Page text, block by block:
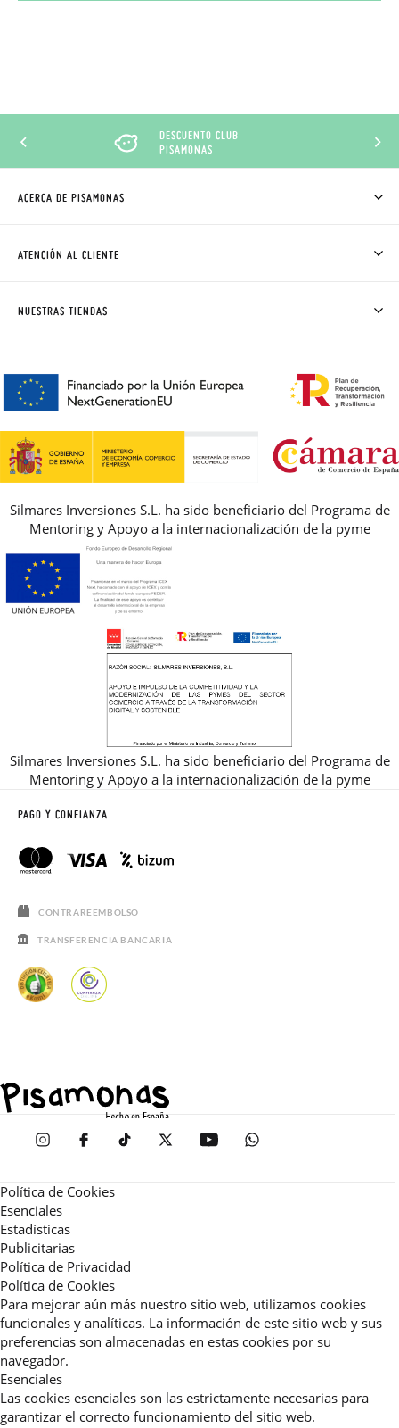
DESCUENTO CLUB
PISAMONAS
ACERCA DE PISAMONAS
CÓMO COMPRAR
AVISO LEGAL, PRIVACIDAD Y COOKIES
REBAJAS
ATENCIÓN AL CLIENTE
PREGUNTAS FRECUENTES
NUESTRAS TIENDAS
Silmares Inversiones S.L. ha sido beneficiario del Programa de
Mentoring y Apoyo a la internacionalización de la pyme
Silmares Inversiones S.L. ha sido beneficiario del Programa de
Mentoring y Apoyo a la internacionalización de la pyme
PAGO Y CONFIANZA
CONTRAREEMBOLSO
TRANSFERENCIA BANCARIA
Política de Cookies
Esenciales
Estadísticas
Publicitarias
Política de Privacidad
Política de Cookies
Para mejorar aún más nuestro sitio web, utilizamos cookies
funcionales y analíticas. La información de este sitio web y sus
preferencias son almacenadas en estas cookies por su
navegador.
Esenciales
Las cookies esenciales son las estrictamente necesarias para
garantizar el correcto funcionamiento del sitio web.